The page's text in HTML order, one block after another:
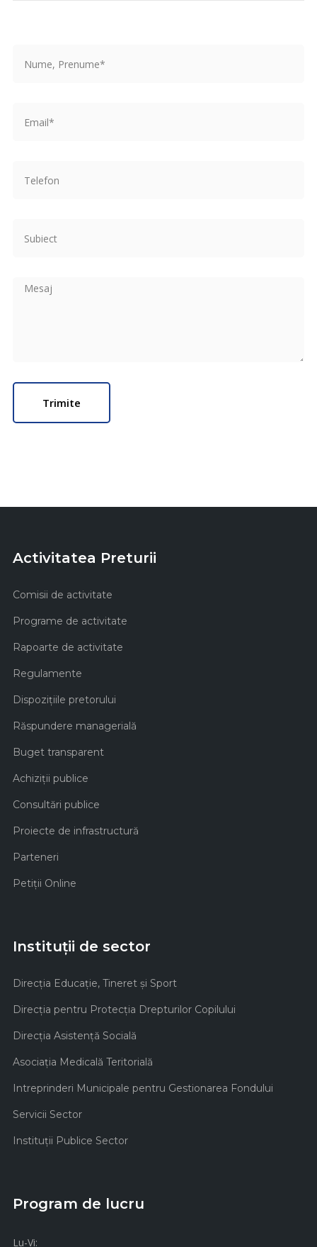
Activitatea Preturii
Comisii de activitate
Programe de activitate
Rapoarte de activitate
Regulamente
Dispozițiile pretorului
Răspundere managerială
Buget transparent
Achiziţii publice
Consultări publice
Proiecte de infrastructură
Parteneri
Petiții Online
Instituții de sector
Direcţia Educaţie, Tineret şi Sport
Direcţia pentru Protecţia Drepturilor Copilului
Direcţia Asistenţă Socială
Asociaţia Medicală Teritorială
Intreprinderi Municipale pentru Gestionarea Fondului
Servicii Sector
Instituţii Publice Sector
Program de lucru
Lu-Vi: